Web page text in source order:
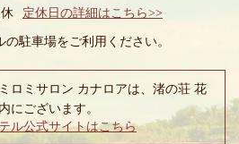
定休日の詳細はこちら>>
の駐車場をご利用ください。
ロミサロン カナロアは、渚の荘 花
にございます。
ル公式サイトはこちら